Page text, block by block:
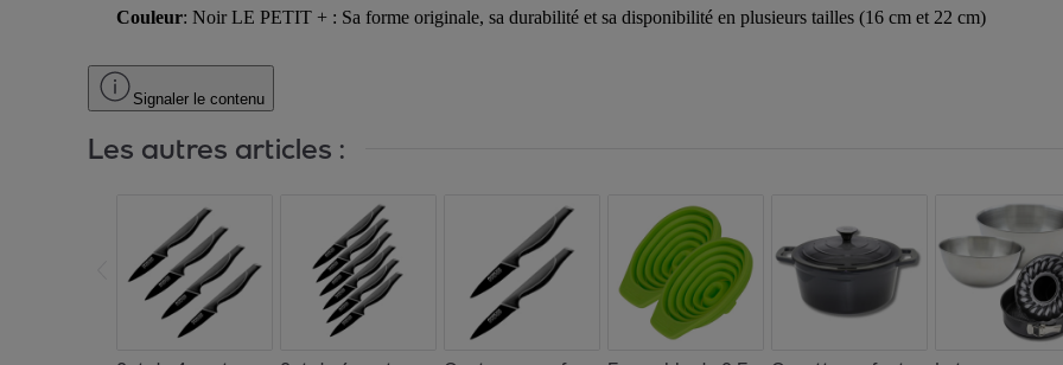
Couleur: Noir LE PETIT + : Sa forme originale, sa durabilité et sa disponibilité en plusieurs tailles (16 cm et 22 cm)
Signaler le contenu
Les autres articles :